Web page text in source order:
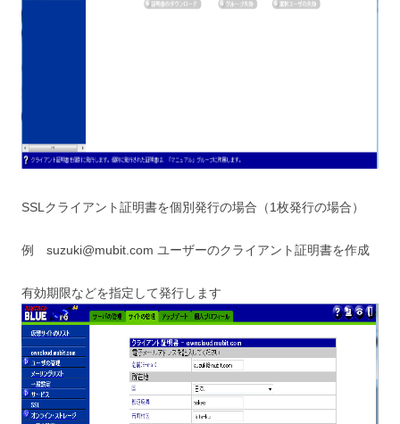
SSLクライアント証明書を個別発行の場合（1枚発行の場合）
例 suzuki@mubit.com ユーザーのクライアント証明書を作成
有効期限などを指定して発行します